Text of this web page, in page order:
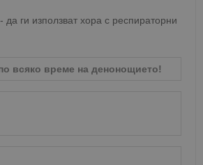
ги използват хора с респираторни
всяко време на денонощието!
минути
Тази бисквитка се използва за
и ботовете. Това е от полза за
Тази бисквитка се използва, за да се
собственика на сайта за премахването
получени от системата, осигуряване
адаптивност с развиващите се уеб
информация за това как крайният
уебсайта и всяка реклама, която
да е видял преди да посети